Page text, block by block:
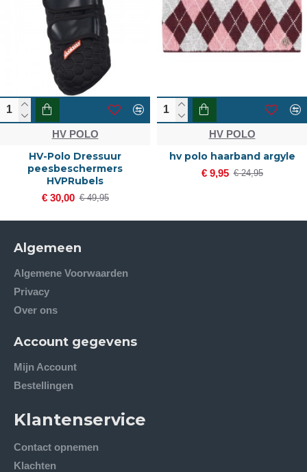
HV POLO
HV-Polo Dressuur
peesbeschermers
HVPRubels
€ 30,00 € 49,95
HV POLO
hv polo haarband argyle
€ 9,95 € 24,95
Algemeen
Algemene Voorwaarden
Privacy
Over ons
Account gegevens
Mijn Account
Bestellingen
Klantenservice
Contact opnemen
Klachten